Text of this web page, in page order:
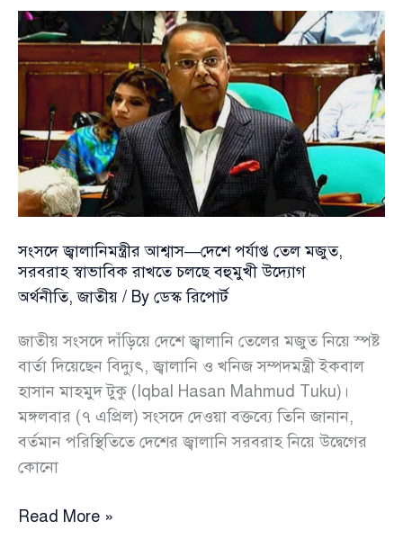
নতুন
দিগন্ত:
চালু
আধুনিক
‘টুলকিট’
উদ্যোগ
সংসদে জ্বালানিমন্ত্রীর আশ্বাস—দেশে পর্যাপ্ত তেল মজুত,
সরবরাহ স্বাভাবিক রাখতে চলছে বহুমুখী উদ্যোগ
অর্থনীতি,জাতীয় / By ডেস্ক রিপোর্ট
জাতীয় সংসদে দাঁড়িয়ে দেশে জ্বালানি তেলের মজুত নিয়ে স্পষ্ট
বার্তা দিয়েছেন বিদ্যুৎ, জ্বালানি ও খনিজ সম্পদমন্ত্রী ইকবাল
হাসান মাহমুদ টুকু (Iqbal Hasan Mahmud Tuku)।
মঙ্গলবার (৭ এপ্রিল) সংসদে দেওয়া বক্তব্যে তিনি জানান,
বর্তমান পরিস্থিতিতে দেশের জ্বালানি সরবরাহ নিয়ে উদ্বেগের
কোনো
সংসদে
Read More »